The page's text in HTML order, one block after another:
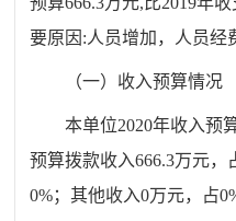
要原因 :人员增加，人员经
（一）收入预算情况
本单位2020年收入预
预算拨款收入666.3万元，
0%；其他收入0万元，占0